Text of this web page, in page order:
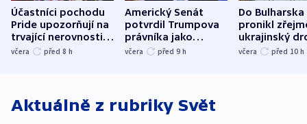
Účastníci pochodu
Pride upozorňují na
trvající nerovnosti i
společenskou
včera před 8 h
Americký Senát
potvrdil Trumpova
právníka jako
ministra
včera před 9 h
Do Bulharska
pronikl
ukrajinský
explodoval
včera před 10 h
Aktuálně z rubriky Svět